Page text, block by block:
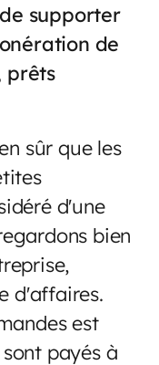
supporter
de
prêts
sûr que les
d'une
bien
d'affaires.
est
payés à